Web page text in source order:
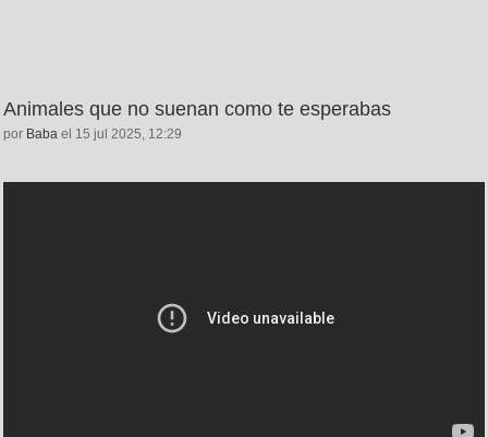
Animales que no suenan como te esperabas
por Baba el 15 jul 2025, 12:29